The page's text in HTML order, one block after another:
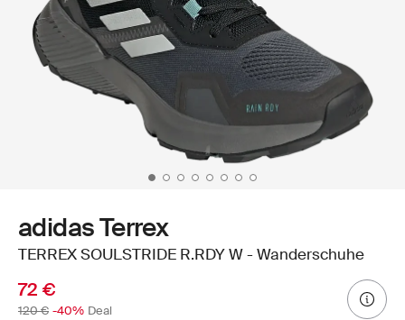
adidas Terrex
TERREX SOULSTRIDE R.RDY W - Wanderschuhe
72 €
120 € -40% Deal